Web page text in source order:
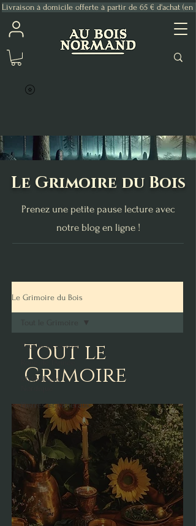
Livraison à domicile offerte à partir de 65 € d'achat (en
Le Grimoire du Bois
Prenez une petite pause lecture avec
notre blog en ligne !
Le Grimoire du Bois
Tout le Grimoire
Mythologie
Pierres et Minéraux
Tout le Grimoire
Tout le
Grimoire